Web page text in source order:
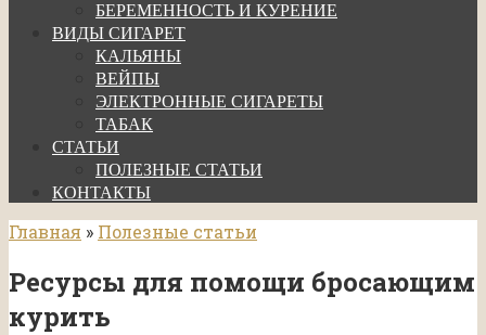
БЕРЕМЕННОСТЬ И КУРЕНИЕ
ВИДЫ СИГАРЕТ
КАЛЬЯНЫ
ВЕЙПЫ
ЭЛЕКТРОННЫЕ СИГАРЕТЫ
ТАБАК
СТАТЬИ
ПОЛЕЗНЫЕ СТАТЬИ
КОНТАКТЫ
Главная » Полезные статьи
Ресурсы для помощи бросающим
курить